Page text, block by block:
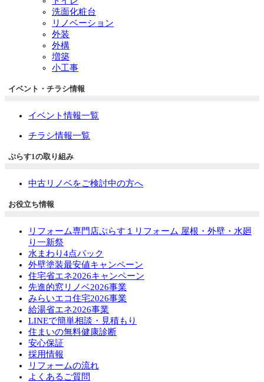
洗面化粧台
リノベーション
外装
外構
増築
小工事
イベント・チラシ情報
イベント情報一覧
チラシ情報一覧
ぷらす1の取り組み
中古リノベをご検討中の方へ
お役立ち情報
リフォーム専門店ぷらす１リフォーム 屋根・外壁・水廻
り一新祭
水まわり4点パック
外壁塗装最安値キャンペーン
住宅省エネ2026キャンペーン
先進的窓リノベ2026事業
みらいエコ住宅2026事業
給湯省エネ2026事業
LINEで簡単相談・見積もり
住まいの無料健康診断
安心保証
採用情報
リフォームの流れ
よくあるご質問